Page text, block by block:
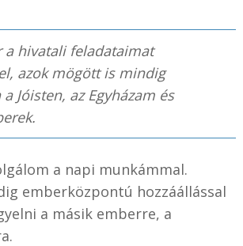
a hivatali feladataimat
azok mögött is mindig
Jóisten, az Egyházam és
a napi munkámmal.
emberközpontú hozzáállással
a másik emberre, a